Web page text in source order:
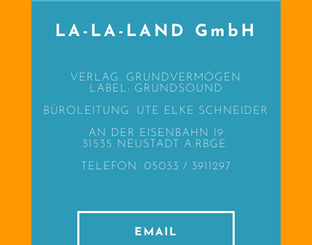
LA-LA-LAND GmbH
VERLAG: GRUNDVERMÖGEN
LABEL: GRUNDSOUND
BÜROLEITUNG: UTE ELKE SCHNEIDER
AN DER EISENBAHN 19
31535 NEUSTADT A.RBGE.
TELEFON: 05033 / 3911297
EMAIL